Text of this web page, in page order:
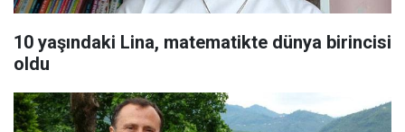
10 yaşındaki Lina, matematikte dünya birincisi
oldu